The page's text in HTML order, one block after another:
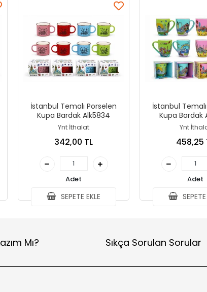
İstanbul Temalı Porselen
Kupa Bardak Alk5834
Ynt İthalat
342,00 TL
Adet
SEPETE EKLE
İstanbul
Kupa Bardak
Ynt
458,25
Adet
Mı? Sıkça Sorulan Sorular